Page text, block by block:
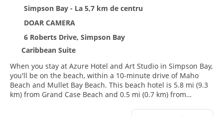
Simpson Bay - La 5,7 km de centru
DOAR CAMERA
6 Roberts Drive, Simpson Bay
Caribbean Suite
When you stay at Azure Hotel and Art Studio in Simpson Bay,
you'll be on the beach, within a 10-minute drive of Maho
Beach and Mullet Bay Beach. This beach hotel is 5.8 mi (9.3
km) from Grand Case Beach and 0.5 mi (0.7 km) from